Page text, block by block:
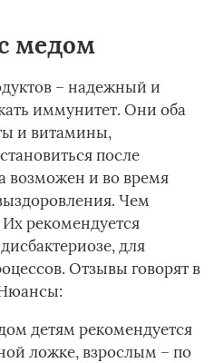
медом
– надежный и
иммунитет. Они оба
и витамины,
после
возможен и во время
Чем
рекомендуется
для
Отзывы говорят в
Нюансы:
детям рекомендуется
ложке, взрослым – по